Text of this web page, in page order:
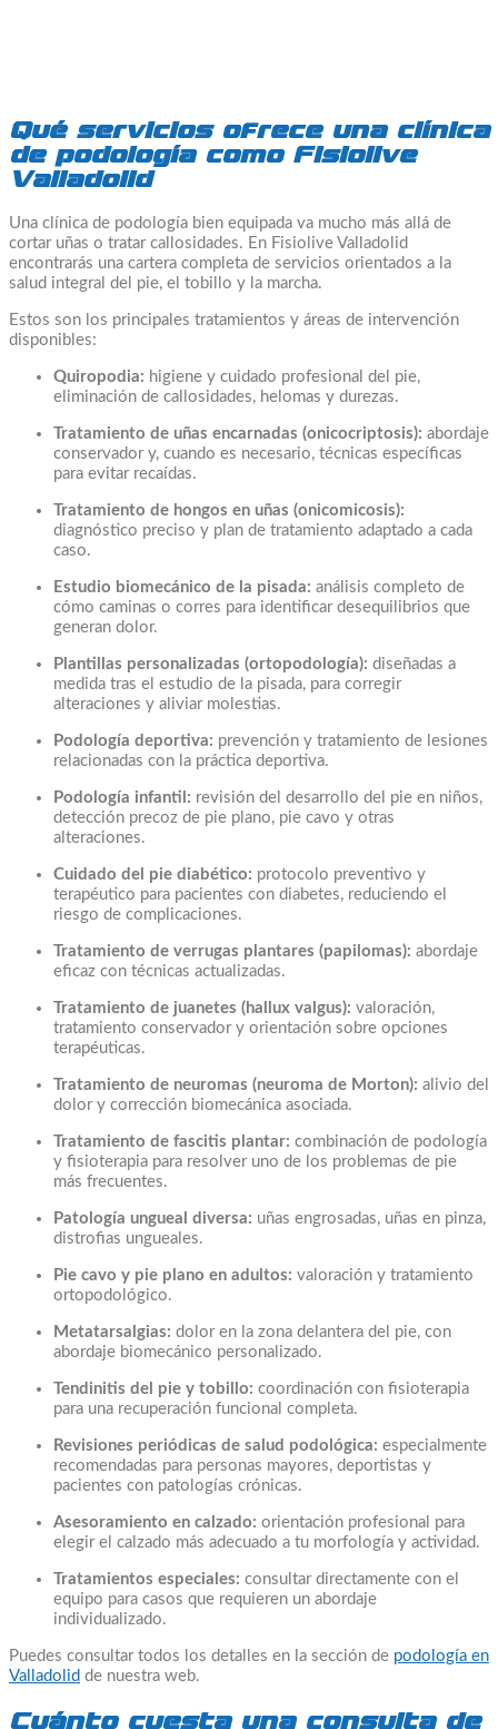
Qué servicios ofrece una clínica
de podología como Fisiolive
Valladolid
Una clínica de podología bien equipada va mucho más allá de
cortar uñas o tratar callosidades. En Fisiolive Valladolid
encontrarás una cartera completa de servicios orientados a la
salud integral del pie, el tobillo y la marcha.
Estos son los principales tratamientos y áreas de intervención
disponibles:
Quiropodia: higiene y cuidado profesional del pie,
eliminación de callosidades, helomas y durezas.
Tratamiento de uñas encarnadas (onicocriptosis): abordaje
conservador y, cuando es necesario, técnicas específicas
para evitar recaídas.
Tratamiento de hongos en uñas (onicomicosis):
diagnóstico preciso y plan de tratamiento adaptado a cada
caso.
Estudio biomecánico de la pisada: análisis completo de
cómo caminas o corres para identificar desequilibrios que
generan dolor.
Plantillas personalizadas (ortopodología): diseñadas a
medida tras el estudio de la pisada, para corregir
alteraciones y aliviar molestias.
Podología deportiva: prevención y tratamiento de lesiones
relacionadas con la práctica deportiva.
Podología infantil: revisión del desarrollo del pie en niños,
detección precoz de pie plano, pie cavo y otras
alteraciones.
Cuidado del pie diabético: protocolo preventivo y
terapéutico para pacientes con diabetes, reduciendo el
riesgo de complicaciones.
Tratamiento de verrugas plantares (papilomas): abordaje
eficaz con técnicas actualizadas.
Tratamiento de juanetes (hallux valgus): valoración,
tratamiento conservador y orientación sobre opciones
terapéuticas.
Tratamiento de neuromas (neuroma de Morton): alivio del
dolor y corrección biomecánica asociada.
Tratamiento de fascitis plantar: combinación de podología
y fisioterapia para resolver uno de los problemas de pie
más frecuentes.
Patología ungueal diversa: uñas engrosadas, uñas en pinza,
distrofias ungueales.
Pie cavo y pie plano en adultos: valoración y tratamiento
ortopodológico.
Metatarsalgias: dolor en la zona delantera del pie, con
abordaje biomecánico personalizado.
Tendinitis del pie y tobillo: coordinación con fisioterapia
para una recuperación funcional completa.
Revisiones periódicas de salud podológica: especialmente
recomendadas para personas mayores, deportistas y
pacientes con patologías crónicas.
Asesoramiento en calzado: orientación profesional para
elegir el calzado más adecuado a tu morfología y actividad.
Tratamientos especiales: consultar directamente con el
equipo para casos que requieren un abordaje
individualizado.
Puedes consultar todos los detalles en la sección de podología en
Valladolid de nuestra web.
Cuánto cuesta una consulta de